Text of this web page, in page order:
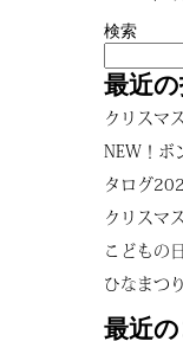
検索
最近
クリスマ
NEW！ボ
タログ
クリスマ
こどもの
ひなまつり
最近